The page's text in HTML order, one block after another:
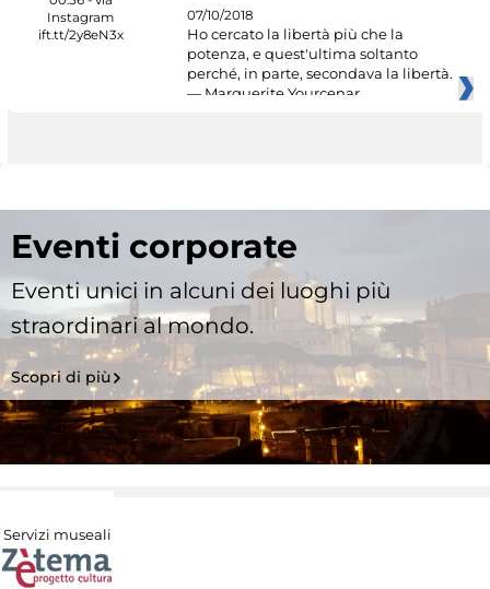
07/10/2018
Ho cercato la libertà più che la
potenza, e quest'ultima soltanto
perché, in parte, secondava la libertà.
— Marguerite Yourcenar
Eventi corporate
Eventi unici in alcuni dei luoghi più
straordinari al mondo.
Scopri di più
Servizi museali